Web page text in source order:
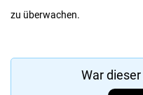
zu überwachen.
War